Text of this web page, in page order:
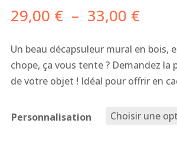
29,00 € – 33,00 €Plage
prix :
à
Un beau décapsuleur mural en bois,
chope, ça vous tente ? Demandez la
de votre objet ! Idéal pour offrir en
Personnalisation